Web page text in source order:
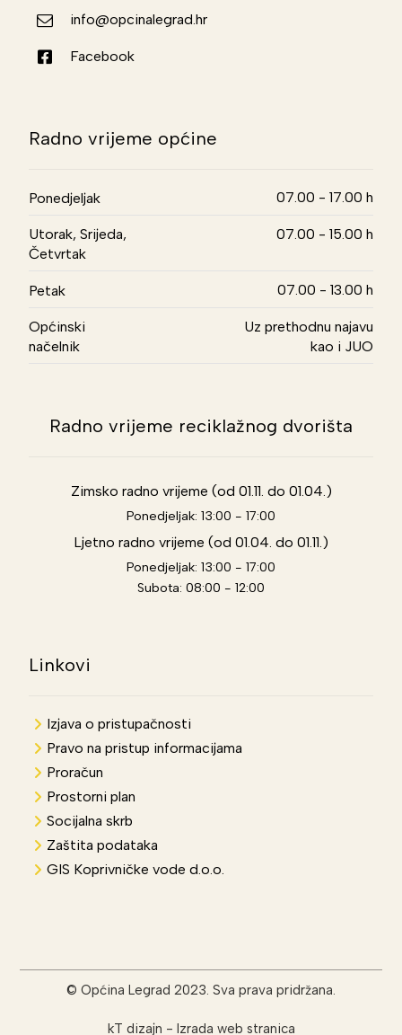
info@opcinalegrad.hr
Facebook
Radno vrijeme općine
Ponedjeljak 07.00 - 17.00 h
Utorak, Srijeda,
Četvrtak
07.00 - 15.00 h
Petak 07.00 - 13.00 h
Općinski
načelnik
Uz prethodnu najavu
kao i JUO
Radno vrijeme reciklažnog dvorišta
Zimsko radno vrijeme (od 01.11. do 01.04.)
Ponedjeljak: 13:00 - 17:00
Ljetno radno vrijeme (od 01.04. do 01.11.)
Ponedjeljak: 13:00 - 17:00
Subota: 08:00 - 12:00
Linkovi
Izjava o pristupačnosti
Pravo na pristup informacijama
Proračun
Prostorni plan
Socijalna skrb
Zaštita podataka
GIS Koprivničke vode d.o.o.
© Općina Legrad 2023. Sva prava pridržana.
kT dizajn - Izrada web stranica